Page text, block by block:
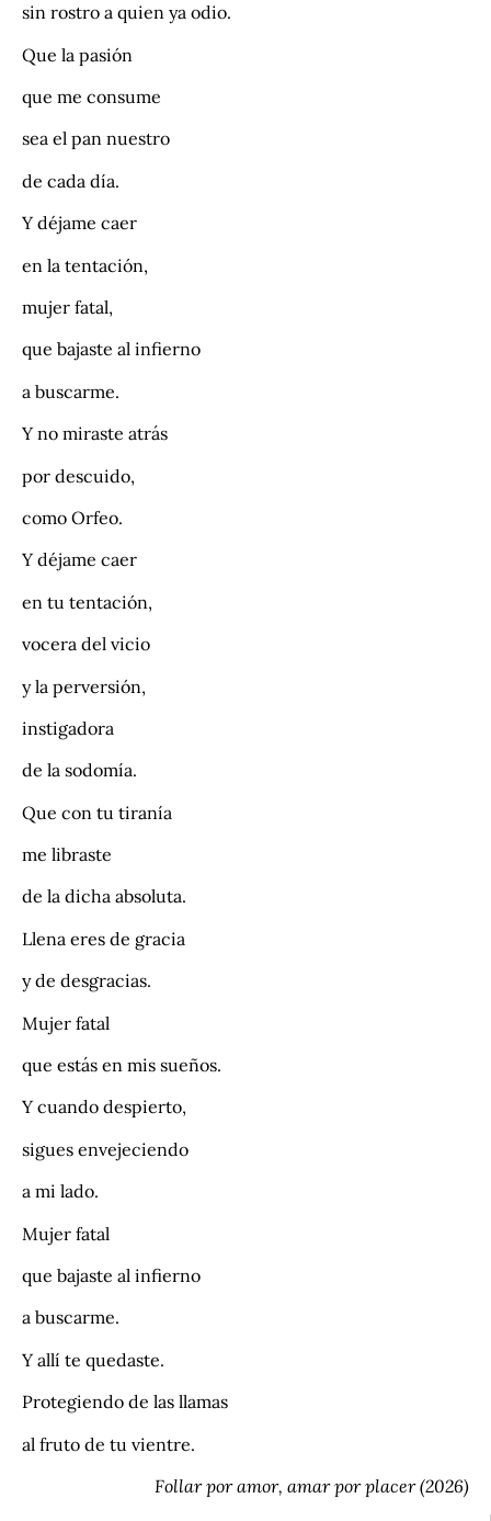
sin rostro a quien ya odio.
Que la pasión
que me consume
sea el pan nuestro
de cada día.
Y déjame caer
en la tentación,
mujer fatal,
que bajaste al infierno
a buscarme.
Y no miraste atrás
por descuido,
como Orfeo.
Y déjame caer
en tu tentación,
vocera del vicio
y la perversión,
instigadora
de la sodomía.
Que con tu tiranía
me libraste
de la dicha absoluta.
Llena eres de gracia
y de desgracias.
Mujer fatal
que estás en mis sueños.
Y cuando despierto,
sigues envejeciendo
a mi lado.
Mujer fatal
que bajaste al infierno
a buscarme.
Y allí te quedaste.
Protegiendo de las llamas
al fruto de tu vientre.
Follar por amor, amar por placer (2026)